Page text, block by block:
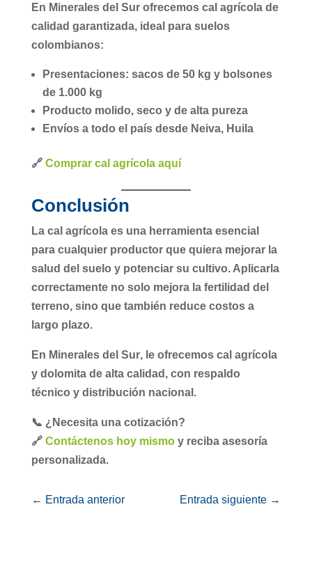
En Minerales del Surofrecemos cal agrícola de
calidad garantizada, ideal para suelos
colombianos:
Presentaciones: sacos de 50 kg y bolsones
de 1.000 kg
Producto molido, seco y de alta pureza
Envíos a todo el país desde Neiva, Huila
🔗 Comprar cal agrícola aquí
Conclusión
La cal agrícolaes una herramienta esencial
para cualquier productor que quiera mejorar la
salud del suelo y potenciar su cultivo. Aplicarla
correctamente no solo mejora la fertilidad del
terreno, sino que también reduce costos a
largo plazo.
En Minerales del Sur, le ofrecemos cal agrícola
y dolomita de alta calidad, con respaldo
técnico y distribución nacional.
📞 ¿Necesita una cotización?
🔗 Contáctenos hoy mismoy reciba asesoría
personalizada.
← Entrada anterior Entrada siguiente →